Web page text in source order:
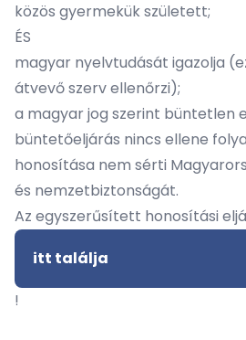
közös gyermekük született;
ÉS
magyar nyelvtudását igazolja
átvevő szerv ellenőrzi);
a magyar jog szerint büntetlen
büntetőeljárás nincs ellene
honosítása nem sérti
és nemzetbiztonságát.
Az egyszerűsített honosítási
itt találja
!